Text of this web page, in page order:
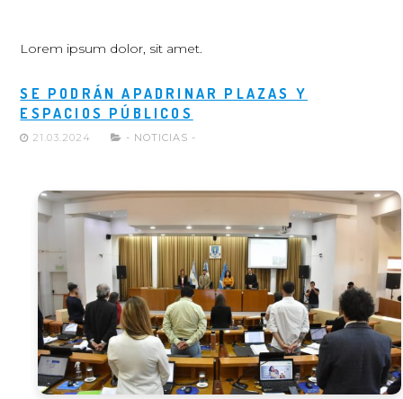
Lorem ipsum dolor, sit amet.
SE PODRÁN APADRINAR PLAZAS Y
ESPACIOS PÚBLICOS
21.03.2024 - NOTICIAS -